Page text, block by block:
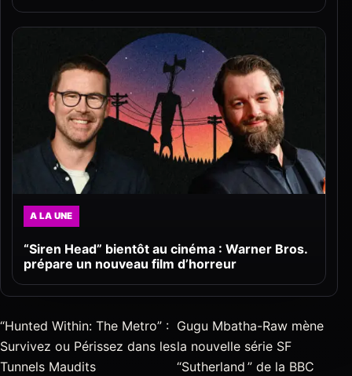
A LA UNE
“Siren Head” bientôt au cinéma : Warner Bros.
prépare un nouveau film d’horreur
“Hunted Within: The Metro” :
Survivez ou Périssez dans les
Tunnels Maudits
Gugu Mbatha-Raw mène
la nouvelle série SF
“Sutherland ” de la BBC